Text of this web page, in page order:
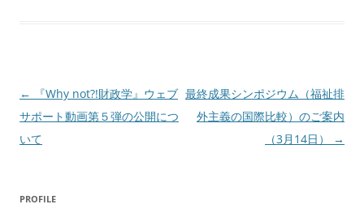
投
稿
ナ
ー
←
『Why not?!財政学』ウェブ
サポート動画第５弾の公開につ
いて
最終成果シンポジウム（福祉排
外主義の国際比較）のご案内
（3月14日）
→
PROFILE